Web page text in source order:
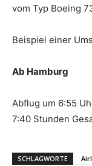
vom Typ Boeing
Beispiel einer
Ab Hamburg
Abflug um 6:55
7:40 Stunden
SCHLAGWORTE